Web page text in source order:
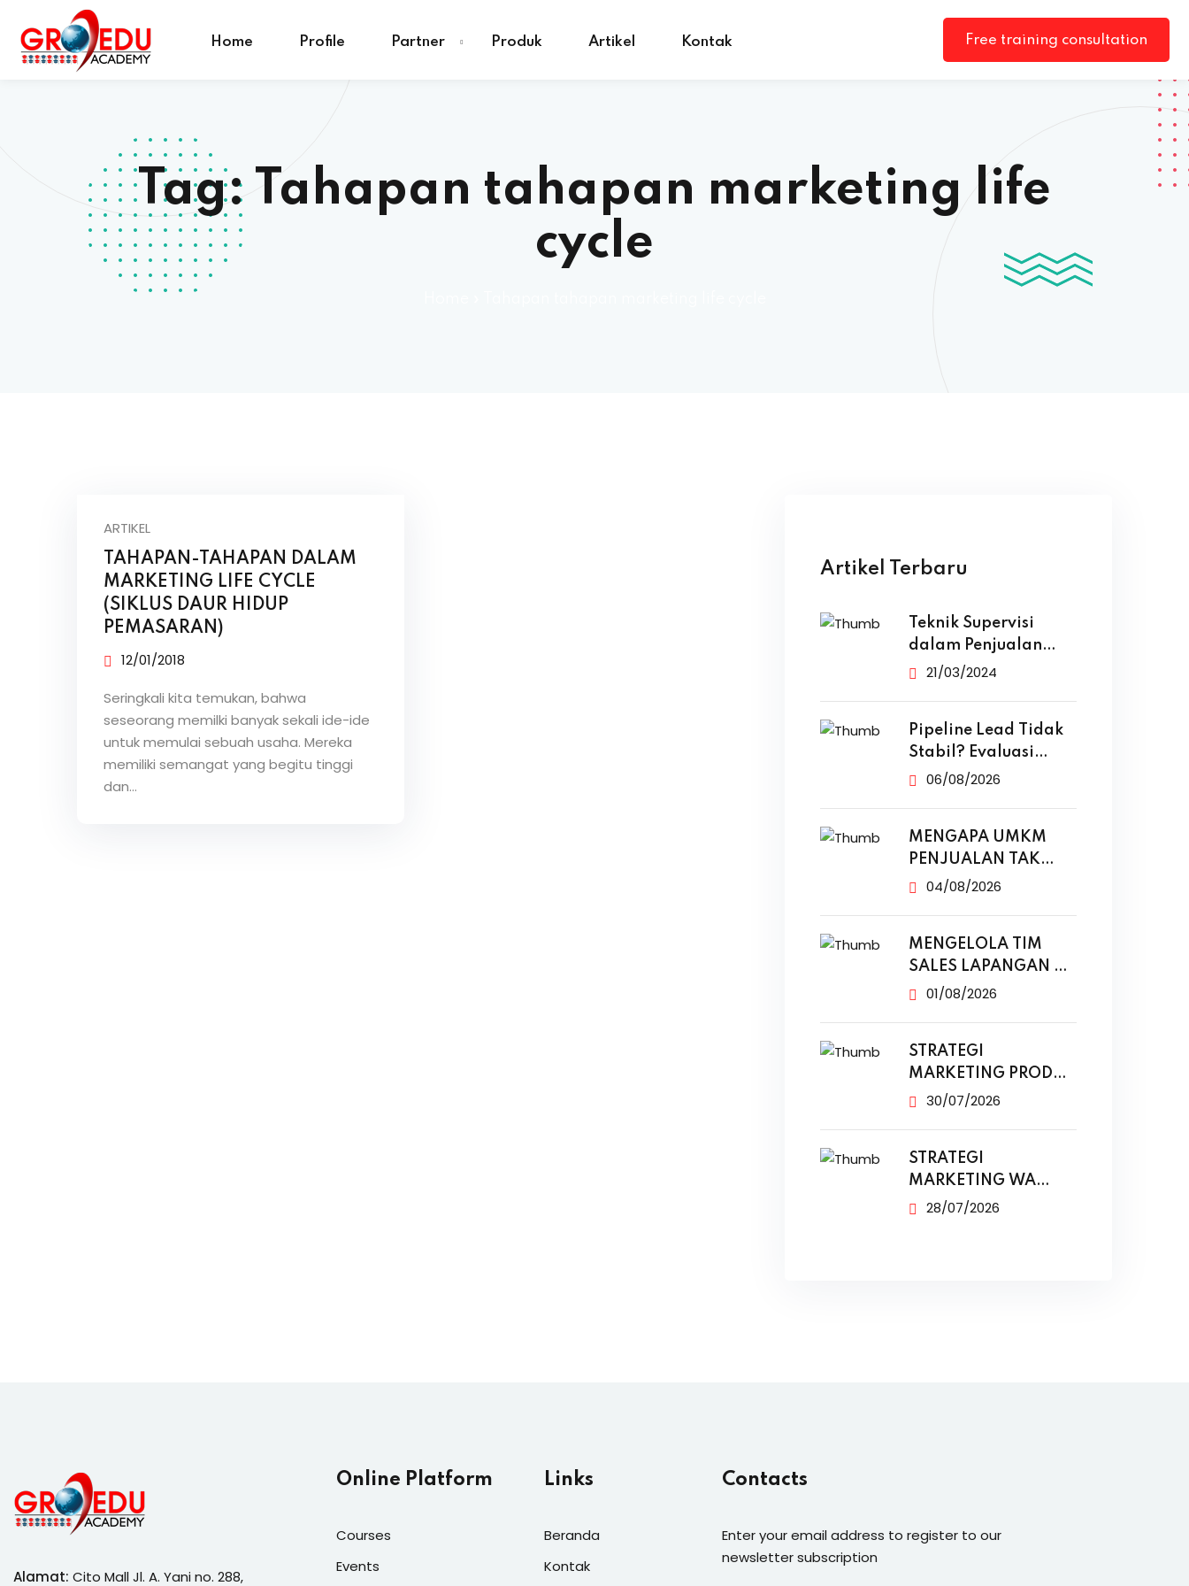
Home Profile Partner Produk Artikel Kontak Free training consultation
Tag: Tahapan tahapan marketing life
cycle
ARTIKEL
TAHAPAN-TAHAPAN DALAM
MARKETING LIFE CYCLE
(SIKLUS DAUR HIDUP
PEMASARAN)
12/01/2018
Seringkali kita temukan, bahwa
seseorang memilki banyak sekali ide-ide
untuk memulai sebuah usaha. Mereka
memiliki semangat yang begitu tinggi
dan…
Artikel Terbaru
Teknik Supervisi
dalam Penjualan
yang Efektif
21/03/2024
Pipeline Lead Tidak
Stabil? Evaluasi
Funnel Marketing
06/08/2026
MENGAPA UMKM
PENJUALAN TAK
NAIK MESKI SUDAH
04/08/2026
MENGELOLA TIM
SALES LAPANGAN DI
ERA DIGITAL
01/08/2026
STRATEGI
MARKETING PRODUK
MODAL KECIL TANPA
30/07/2026
STRATEGI
MARKETING WA
BUSINESS UNTUK
28/07/2026
Alamat: Cito Mall Jl. A. Yani no. 288,
Online Platform
Courses
Events
Links
Beranda
Kontak
Contacts
Enter your email address to register to our
newsletter subscription